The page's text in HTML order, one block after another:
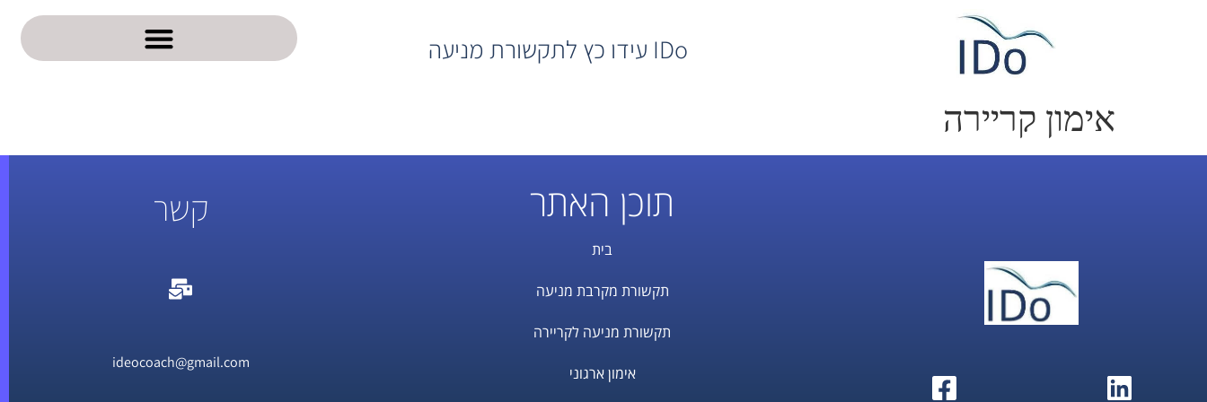
IDo עידו כץ לתקשורת מניעה
אימון קריירה
תוכן האתר
בית
תקשורת מקרבת מניעה
תקשורת מניעה לקריירה
אימון ארגוני
קשר
ideocoach@gmail.com